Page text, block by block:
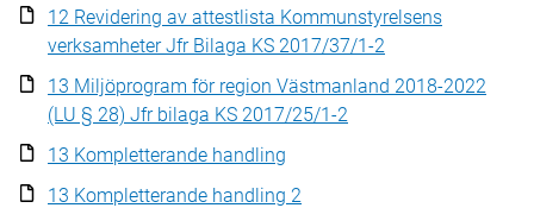
12 Revidering av attestlista Kommunstyrelsens
verksamheter Jfr Bilaga KS 2017/37/1-2
13 Miljöprogram för region Västmanland 2018-2022
(LU § 28) Jfr bilaga KS 2017/25/1-2
13 Kompletterande handling
13 Kompletterande handling 2